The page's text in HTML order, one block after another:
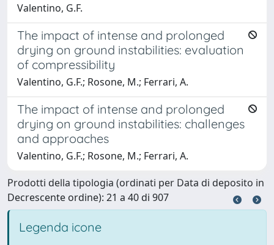
Valentino, G.F.
The impact of intense and prolonged
drying on ground instabilities: evaluation
of compressibility
Valentino, G.F.; Rosone, M.; Ferrari, A.
The impact of intense and prolonged
drying on ground instabilities: challenges
and approaches
Valentino, G.F.; Rosone, M.; Ferrari, A.
Prodotti della tipologia (ordinati per Data di deposito in
Decrescente ordine): 21 a 40 di 907
Legenda icone